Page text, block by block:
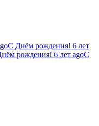
С Днём рождения! 6 лет
рождения! 6 лет agoС